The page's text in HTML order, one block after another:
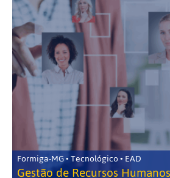
Formiga-MG • Tecnológico • EAD
Gestão de Recursos